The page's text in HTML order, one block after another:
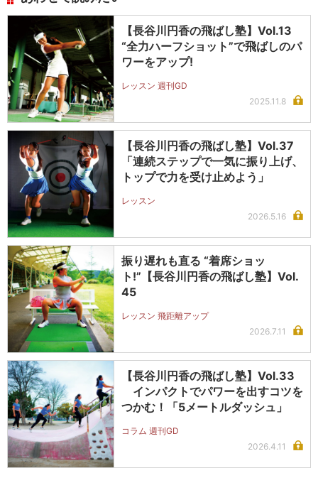
【長谷川円香の飛ばし塾】Vol.13
“全力ハーフショット”で飛ばしのパ
ワーをアップ!
レッスン 週刊GD
2025.11.8
【長谷川円香の飛ばし塾】Vol.37
「連続ステップで一気に振り上げ、
トップで力を受け止めよう」
レッスン
2026.5.16
振り遅れも直る “着席ショッ
ト!”【長谷川円香の飛ばし塾】Vol.
45
レッスン 飛距離アップ
2026.7.11
【長谷川円香の飛ばし塾】Vol.33
インパクトでパワーを出すコツを
つかむ！「5メートルダッシュ」
コラム 週刊GD
2026.4.11